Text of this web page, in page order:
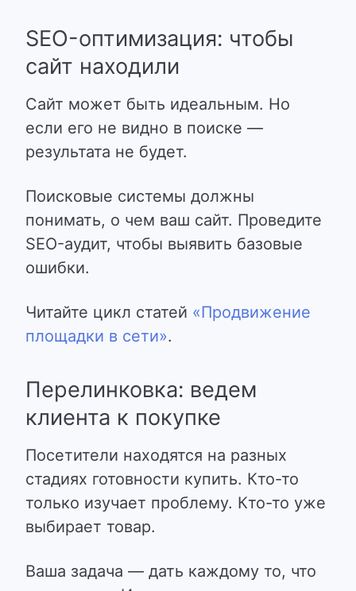
SEO-оптимизация: чтобы
сайт находили
Сайт может быть идеальным. Но
если его не видно в поиске —
результата не будет.
Поисковые системы должны
понимать, о чем ваш сайт. Проведите
SEO-аудит, чтобы выявить базовые
ошибки.
Читайте цикл статей «Продвижение
площадки в сети».
Перелинковка: ведем
клиента к покупке
Посетители находятся на разных
стадиях готовности купить. Кто-то
только изучает проблему. Кто-то уже
выбирает товар.
Ваша задача — дать каждому то, что